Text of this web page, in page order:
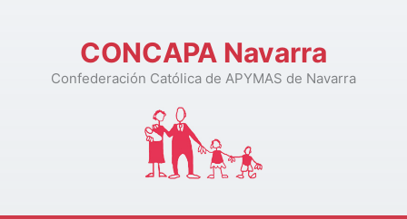
CONCAPA Navarra
Confederación Católica de APYMAS de Navarra